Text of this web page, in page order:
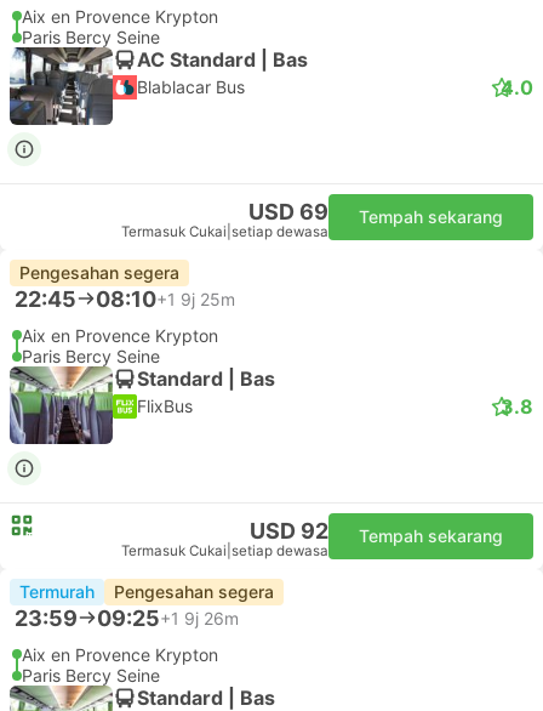
Aix en Provence Krypton
Paris Bercy Seine
AC Standard | Bas
Blablacar Bus 4.0
USD 69
Termasuk Cukai setiap dewasa
Tempah sekarang
Pengesahan segera
22:45 08:10+1 9j 25m
Aix en Provence Krypton
Paris Bercy Seine
Standard | Bas
FlixBus 3.8
USD 92
Termasuk Cukai setiap dewasa
Tempah sekarang
Termurah Pengesahan segera
23:59 09:25+1 9j 26m
Aix en Provence Krypton
Paris Bercy Seine
Standard | Bas